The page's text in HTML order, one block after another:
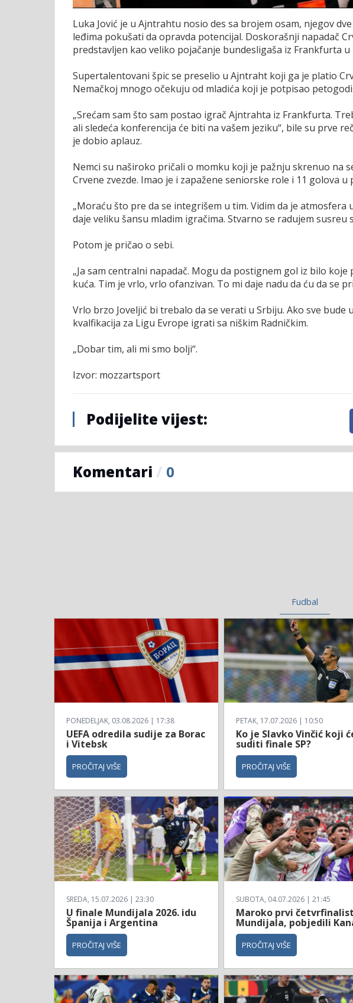
Luka Jović je u Ajntrahtu nosio des sa brojem osam, njegov
leđima pokušati da opravda potencijal. Doskorašnji napadač
predstavljen kao veliko pojačanje bundesligaša iz Frankfurta
Supertalentovani špic se preselio u Ajntraht koji ga je platio
Nemačkoj mnogo očekuju od mladića koji je potpisao
„Srećam sam što sam postao igrač Ajntrahta iz Frankfurta.
ali sledeća konferencija će biti na vašem jeziku“, bile su prve
je dobio aplauz.
Nemci su naširoko pričali o momku koji je pažnju skrenuo na
Crvene zvezde. Imao je i zapažene seniorske role i 11 golova u
„Moraću što pre da se integrišem u tim. Vidim da je
daje veliku šansu mladim igračima. Stvarno se radujem susreu
Potom je pričao o sebi.
„Ja sam centralni napadač. Mogu da postignem gol iz bilo
kuća. Tim je vrlo, vrlo ofanzivan. To mi daje nadu da ću da se
Vrlo brzo Joveljić bi trebalo da se verati u Srbiju. Ako sve
kvalfikacija za Ligu Evrope igrati sa niškim Radničkim.
„Dobar tim, ali mi smo bolji“.
Izvor: mozzartsport
Podijelite vijest:
Komentari / 0
Fudbal
PONEDELJAK, 03.08.2026 | 17:38
UEFA odredila sudije za Borac
i Vitebsk
PROČITAJ VIŠE
PETAK, 17.07.2026 | 10:50
Ko je Slavko Vinčić koji
suditi finale SP?
PROČITAJ VIŠE
SREDA, 15.07.2026 | 23:30
U finale Mundijala 2026. idu
Španija i Argentina
PROČITAJ VIŠE
SUBOTA, 04.07.2026 | 21:45
Maroko prvi
Mundijala, pobjedili
PROČITAJ VIŠE